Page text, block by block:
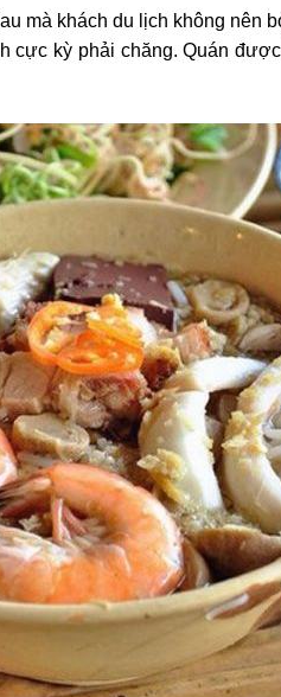
mà khách du lịch không nên
kỳ phải chăng. Quán